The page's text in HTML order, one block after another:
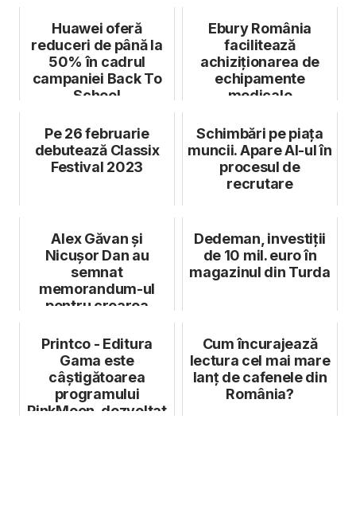
Huawei oferă
reduceri de până la
50% în cadrul
campaniei Back To
School
Ebury România
facilitează
achiziționarea de
echipamente
medicale
Pe 26 februarie
debutează Classix
Festival 2023
Schimbări pe piața
muncii. Apare AI-ul în
procesul de
recrutare
Alex Găvan și
Nicușor Dan au
semnat
memorandum-ul
pentru crearea
București - Ilfov
Dedeman, investiții
de 10 mil. euro în
magazinul din Turda
Printco - Editura
Gama este
câștigătoarea
programului
PinkMoon, dezvoltat
Cum încurajează
lectura cel mai mare
lanț de cafenele din
România?